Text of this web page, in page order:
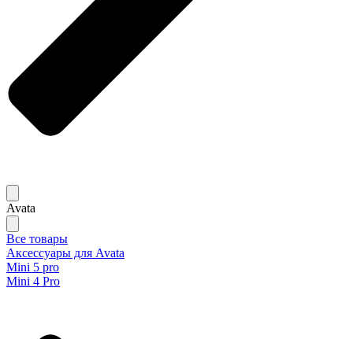
Avata
Все товары
Аксессуары для Avata
Mini 5 pro
Mini 4 Pro